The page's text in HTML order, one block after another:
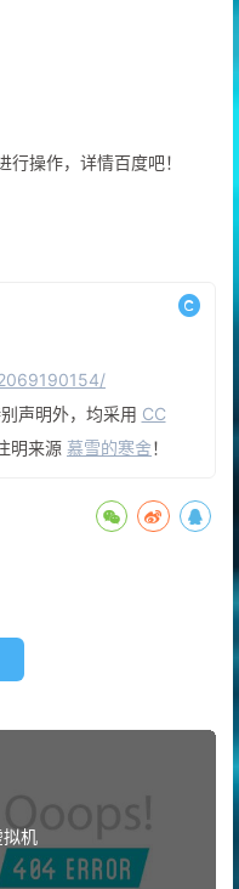
操作，详情百度吧！
声明外，均采用 CC
明来源 慕雪的寒舍！
机